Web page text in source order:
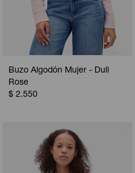
Buzo Algodón Mujer - Dull
Rose
$ 2.550